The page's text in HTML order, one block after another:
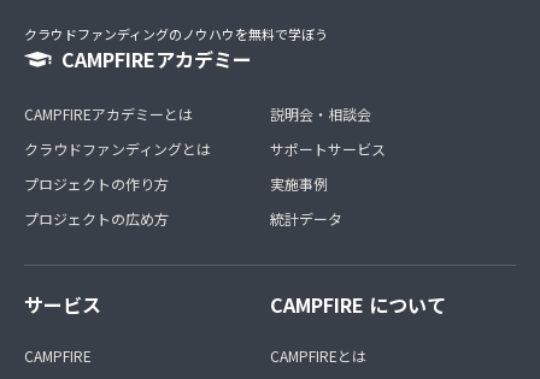
クラウドファンディングのノウハウを無料で学ぼう
CAMPFIREアカデミー
CAMPFIREアカデミーとは
クラウドファンディングとは
プロジェクトの作り方
プロジェクトの広め方
説明会・相談会
サポートサービス
実施事例
統計データ
サービス
CAMPFIRE
CAMPFIRE について
CAMPFIREとは